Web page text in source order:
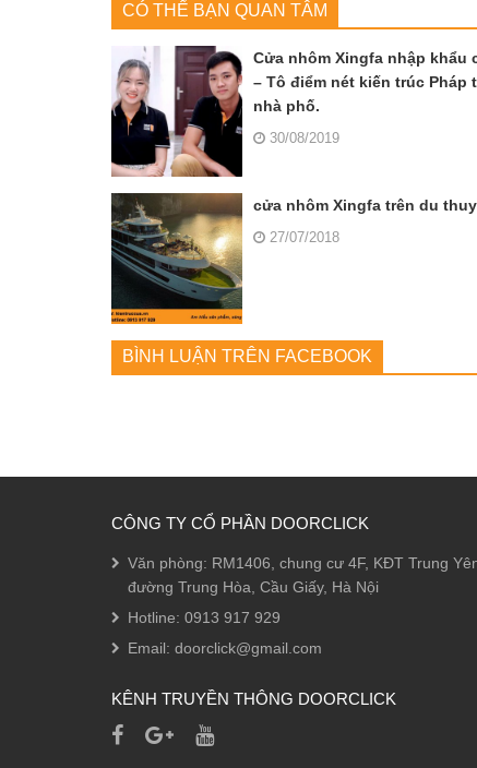
CÓ THỂ BẠN QUAN TÂM
Cửa nhôm Xingfa nhập khẩu
– Tô điểm nét kiến trúc Pháp
nhà phố.
30/08/2019
cửa nhôm Xingfa trên du
27/07/2018
BÌNH LUẬN TRÊN FACEBOOK
CÔNG TY CỔ PHẦN DOORCLICK
Văn phòng: RM1406, chung cư 4F, KĐT Trung
đường Trung Hòa, Cầu Giấy, Hà Nội
Hotline: 0913 917 929
Email: doorclick@gmail.com
KÊNH TRUYỀN THÔNG DOORCLICK